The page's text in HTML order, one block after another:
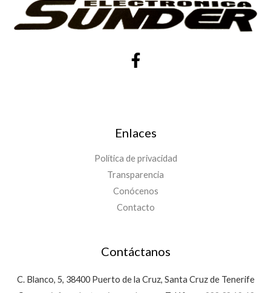
Enlaces
Política de privacidad
Transparencia
Conócenos
Contacto
Contáctanos
C. Blanco, 5, 38400 Puerto de la Cruz, Santa Cruz de Tenerife